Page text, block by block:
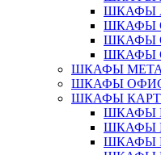
ШКАФЫ
ШКАФЫ
ШКАФЫ
ШКАФЫ
ШКАФЫ
ШКАФЫ
ШКАФЫ
ШКАФЫ
ШКАФЫ
ШКАФЫ